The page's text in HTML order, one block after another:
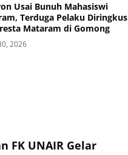
Usai Bunuh Mahasiswi
Terduga Pelaku Diringkus
Mataram di Gomong
2026
FK UNAIR Gelar